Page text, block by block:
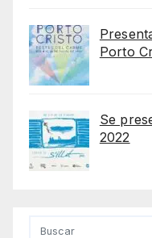
Porto
Se
2022